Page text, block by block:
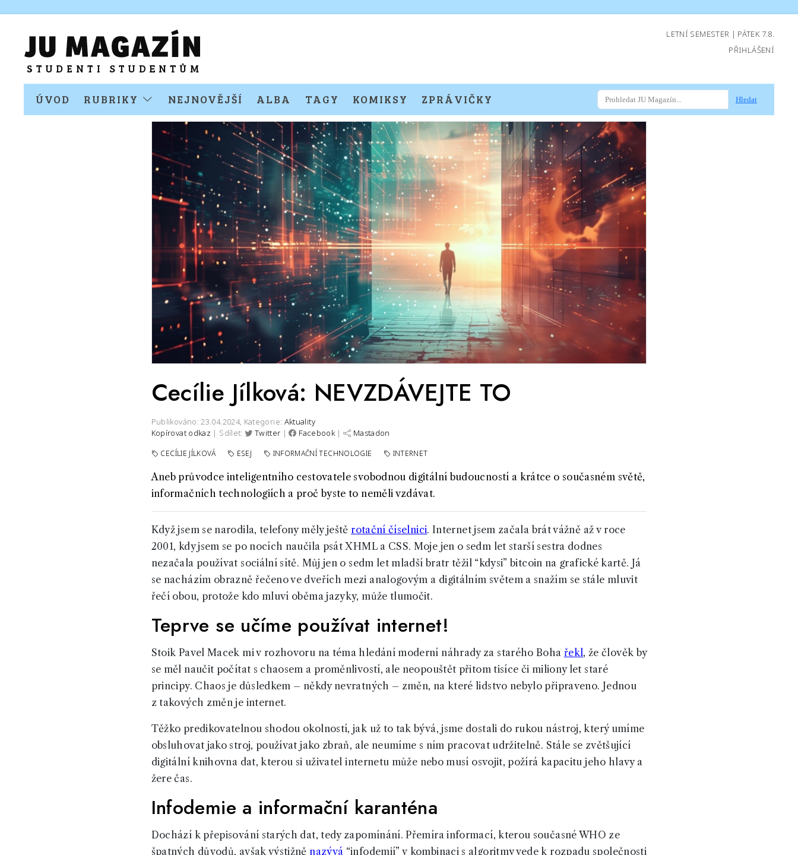
LETNÍ SEMESTER | PÁTEK 7.8.
PŘIHLÁŠENÍ
ÚVOD RUBRIKY NEJNOVĚJŠÍ ALBA TAGY KOMIKSY ZPRÁVIČKY Hledat
Cecílie Jílková: NEVZDÁVEJTE TO
Publikováno: 23.04.2024, Kategorie: Aktuality
Kopírovat odkaz | Sdílet: Twitter | Facebook | Mastadon
CECÍLIE JÍLKOVÁ ESEJ INFORMAČNÍ TECHNOLOGIE INTERNET
Aneb průvodce inteligentního cestovatele svobodnou digitální budoucností a krátce o současném světě,
informačních technologiích a proč byste to neměli vzdávat.
Když jsem se narodila, telefony měly ještě rotační číselnici. Internet jsem začala brát vážně až v roce
2001, kdy jsem se po nocích naučila psát XHML a CSS. Moje jen o sedm let starší sestra dodnes
nezačala používat sociální sítě. Můj jen o sedm let mladší bratr těžil “kdysi” bitcoin na grafické kartě. Já
se nacházím obrazně řečeno ve dveřích mezi analogovým a digitálním světem a snažím se stále mluvit
řečí obou, protože kdo mluví oběma jazyky, může tlumočit.
Teprve se učíme používat internet!
Stoik Pavel Macek mi v rozhovoru na téma hledání moderní náhrady za starého Boha řekl, že člověk by
se měl naučit počítat s chaosem a proměnlivostí, ale neopouštět přitom tisíce či miliony let staré
principy. Chaos je důsledkem – někdy nevratných – změn, na které lidstvo nebylo připraveno. Jednou
z takových změn je internet.
Těžko predikovatelnou shodou okolností, jak už to tak bývá, jsme dostali do rukou nástroj, který umíme
obsluhovat jako stroj, používat jako zbraň, ale neumíme s ním pracovat udržitelně. Stále se zvětšující
digitální knihovna dat, kterou si uživatel internetu může nebo musí osvojit, požírá kapacitu jeho hlavy a
žere čas.
Infodemie a informační karanténa
Dochází k přepisování starých dat, tedy zapomínání. Přemíra informací, kterou současné WHO ze
špatných důvodů, avšak výstižně nazývá “infodemií” v kombinaci s algoritmy vede k rozpadu společnosti